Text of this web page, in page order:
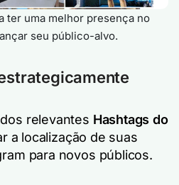
ter uma melhor presença no
seu público-alvo.
relevantes Hashtags do
a localização de suas
para novos públicos.